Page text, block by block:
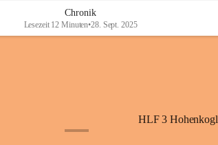
Chronik
Lesezeit 12 Minuten•28. Sept. 2025
HLF 3 Hohenkogl